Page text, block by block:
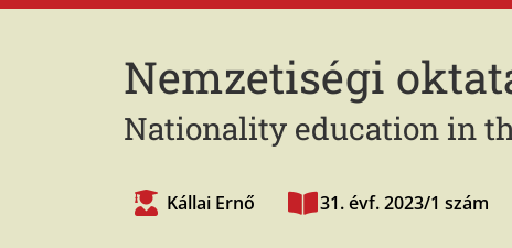
Nemzetiségi
Nationality education in
Kállai Ernő 31. évf. 2023/1 szám